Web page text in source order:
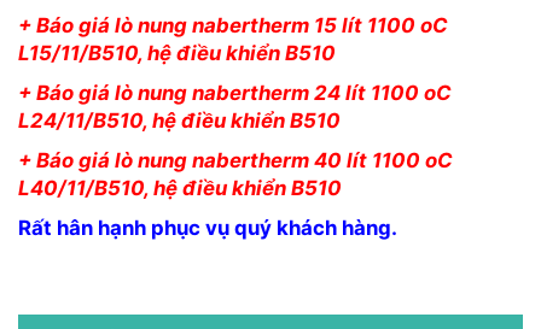
+ Báo giá lò nung nabertherm 15 lít 1100 oC
L15/11/B510, hệ điều khiển B510
+ Báo giá lò nung nabertherm 24 lít 1100 oC
L24/11/B510, hệ điều khiển B510
+ Báo giá lò nung nabertherm 40 lít 1100 oC
L40/11/B510, hệ điều khiển B510
Rất hân hạnh phục vụ quý khách hàng.